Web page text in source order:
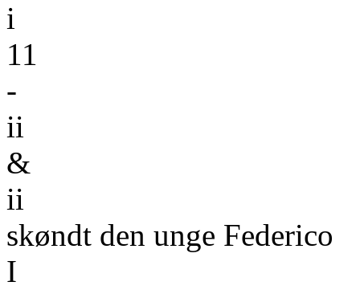
i
11
-
ii
&
ii
skøndt den unge Federico
I